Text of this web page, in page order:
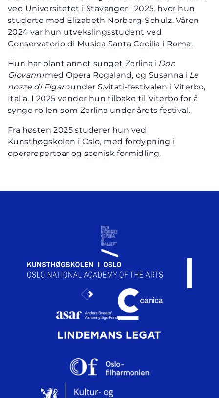
ved Universitetet i Stavanger i 2025, hvor hun
studerte med Elizabeth Norberg-Schulz. Våren
2024 var hun utvekslingsstudent ved
Conservatorio di Musica Santa Cecilia i Roma.
Hun har blant annet sunget Zerlina i Don
Giovannimed Opera Rogaland, og Susanna i Le
nozze di Figarounder S.vitati-festivalen i Viterbo,
Italia. I 2025 vender hun tilbake til Viterbo for å
synge rollen som Zerlina under årets festival.
Fra høsten 2025 studerer hun ved
Kunsthøgskolen i Oslo, med fordypning i
operarepertoar og scenisk formidling.